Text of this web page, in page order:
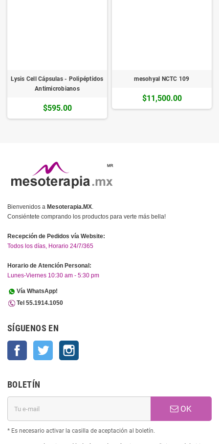
Lysis Cell Cápsulas - Polipéptidos
Antimicrobianos
$595.00
mesohyal NCTC 109
$11,500.00
Bienvenidos a Mesoterapia.MX.
Consiéntete comprando los productos para verte más bella!
Recepción de Pedidos vía Website:
Todos los días, Horario 24/7/365
Horario de Atención Personal:
Lunes-Viernes 10:30 am - 5:30 pm
Vía WhatsApp!
Tel 55.1914.1050
SÍGUENOS EN
Facebook Twitter
BOLETÍN
OK
* Es necesario activar la casilla de aceptación al boletín.